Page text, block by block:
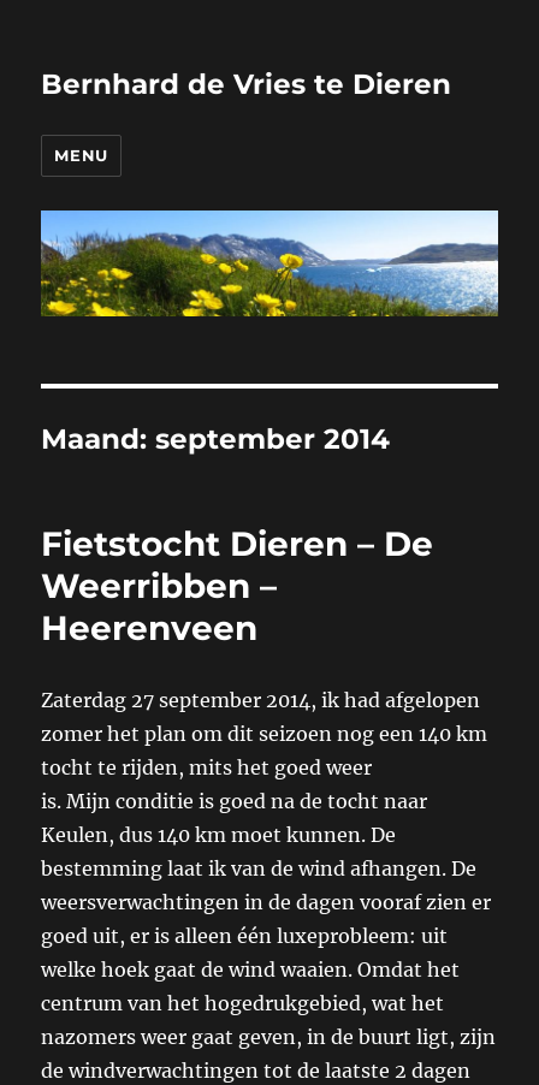
Bernhard de Vries te Dieren
MENU
Maand:september 2014
Fietstocht Dieren – De
Weerribben –
Heerenveen
Zaterdag 27 september 2014, ik had afgelopen
zomer het plan om dit seizoen nog een 140 km
tocht te rijden, mits het goed weer
is. Mijn conditie is goed na de tocht naar
Keulen, dus 140 km moet kunnen. De
bestemming laat ik van de wind afhangen. De
weersverwachtingen in de dagen vooraf zien er
goed uit, er is alleen één luxeprobleem: uit
welke hoek gaat de wind waaien. Omdat het
centrum van het hogedrukgebied, wat het
nazomers weer gaat geven, in de buurt ligt, zijn
de windverwachtingen tot de laatste 2 dagen